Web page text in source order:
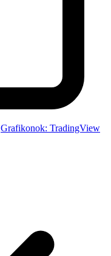
Grafikonok: TradingView